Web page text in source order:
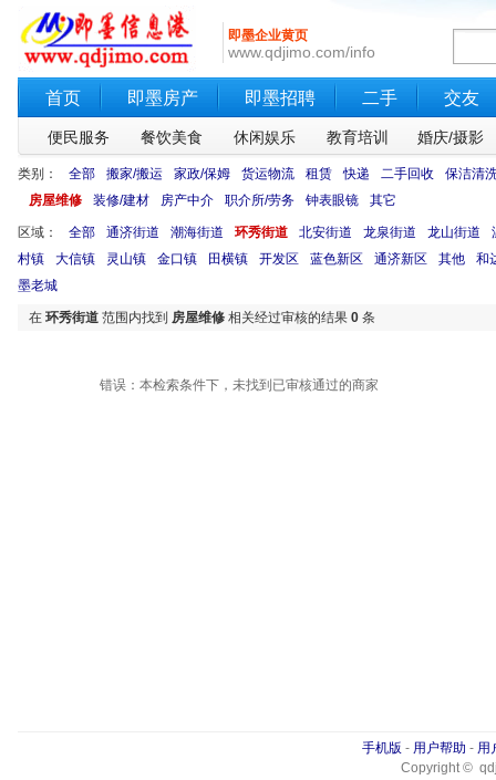
即墨企业黄页
www.qdjimo.com/info
首页 即墨房产 即墨招聘 二手 交友
便民服务 餐饮美食 休闲娱乐 教育培训 婚庆/摄影
类别： 全部 搬家/搬运 家政/保姆 货运物流 租赁 快递 二手回收
保洁清
房屋维修
装修/建材 房产中介 职介所/劳务 钟表眼镜 其它
区域： 全部 通济街道 潮海街道 环秀街道 北安街道 龙泉街道 龙山街道
村镇
大信镇 灵山镇 金口镇 田横镇 开发区 蓝色新区 通济新区 其他
和
墨老城
在 环秀街道 范围内找到 房屋维修 相关经过审核的结果 0 条
错误：本检索条件下，未找到已审核通过的商家
手机版 - 用户帮助 - 用
Copyright ©